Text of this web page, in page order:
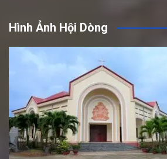
Hình Ảnh Hội Dòng